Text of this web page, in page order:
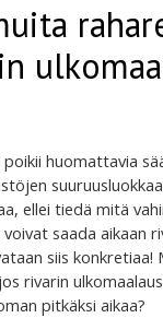
poikii huomattavia
ellei tiedä mitä
saada aikaan
siis konkretiaa!
rivarin
pitkäksi aikaa?